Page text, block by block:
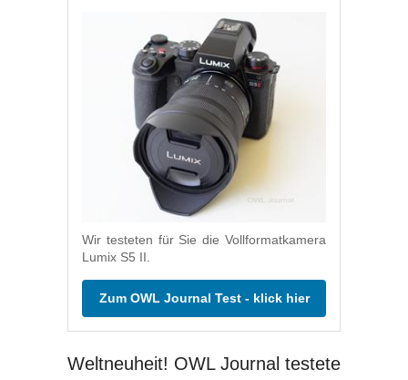
Wir testeten für Sie die Vollformatkamera
Lumix S5 II.
Zum OWL Journal Test - klick hier
Weltneuheit! OWL Journal testete